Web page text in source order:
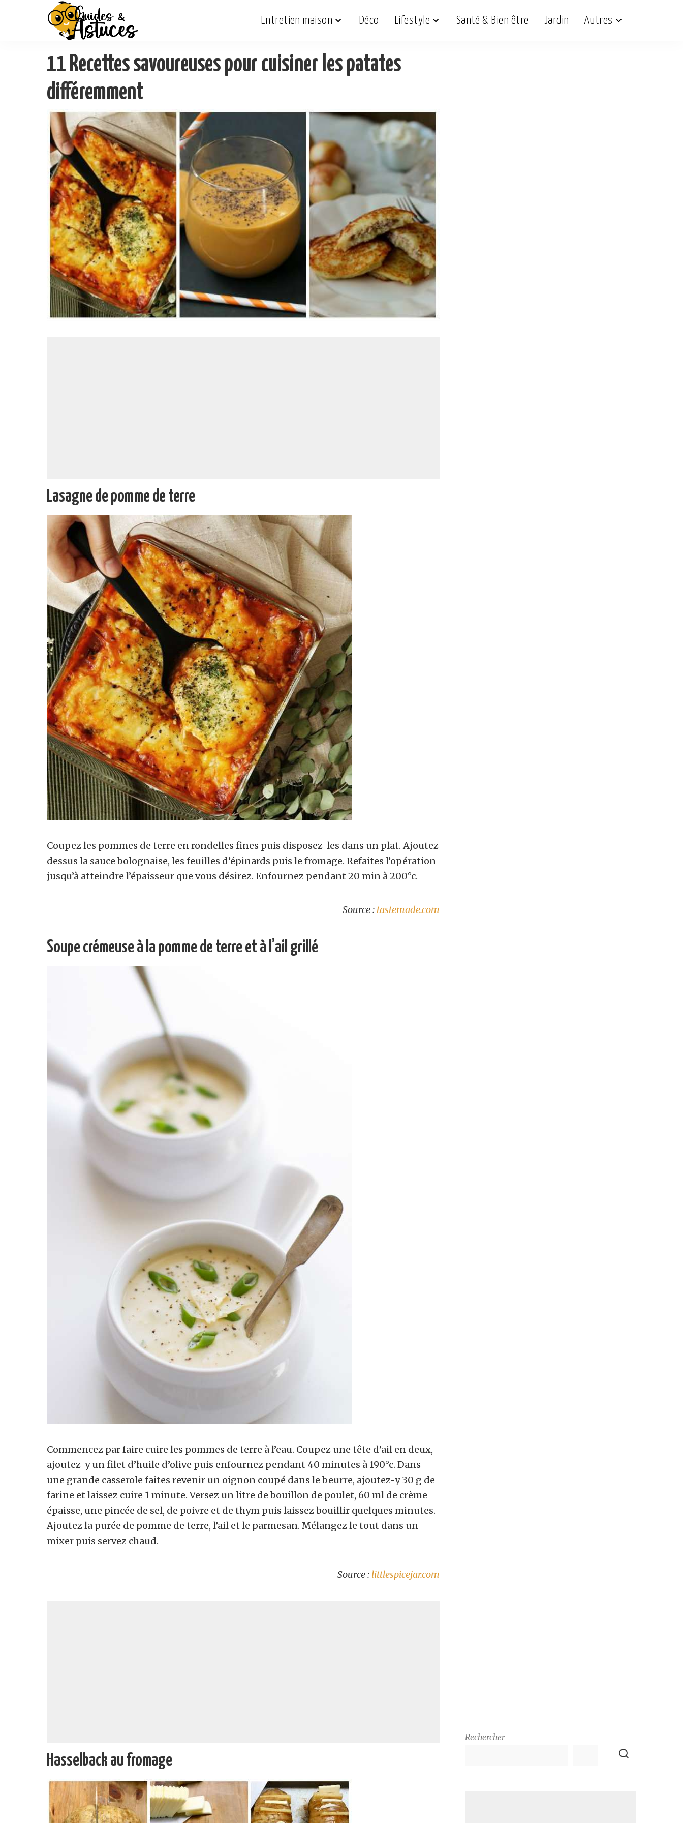
Entretien maison Déco Lifestyle Santé & Bien être Jardin Autres
11 Recettes savoureuses pour cuisiner les patates
différemment
Lasagne de pomme de terre
Coupez les pommes de terre en rondelles fines puis disposez-les dans un plat. Ajoutez
dessus la sauce bolognaise, les feuilles d’épinards puis le fromage. Refaites l’opération
jusqu’à atteindre l’épaisseur que vous désirez. Enfournez pendant 20 min à 200°c.
Source : tastemade.com
Soupe crémeuse à la pomme de terre et à l’ail grillé
Commencez par faire cuire les pommes de terre à l’eau. Coupez une tête d’ail en deux,
ajoutez-y un filet d’huile d’olive puis enfournez pendant 40 minutes à 190°c. Dans
une grande casserole faites revenir un oignon coupé dans le beurre, ajoutez-y 30 g de
farine et laissez cuire 1 minute. Versez un litre de bouillon de poulet, 60 ml de crème
épaisse, une pincée de sel, de poivre et de thym puis laissez bouillir quelques minutes.
Ajoutez la purée de pomme de terre, l’ail et le parmesan. Mélangez le tout dans un
mixer puis servez chaud.
Source : littlespicejar.com
Hasselback au fromage
Rechercher